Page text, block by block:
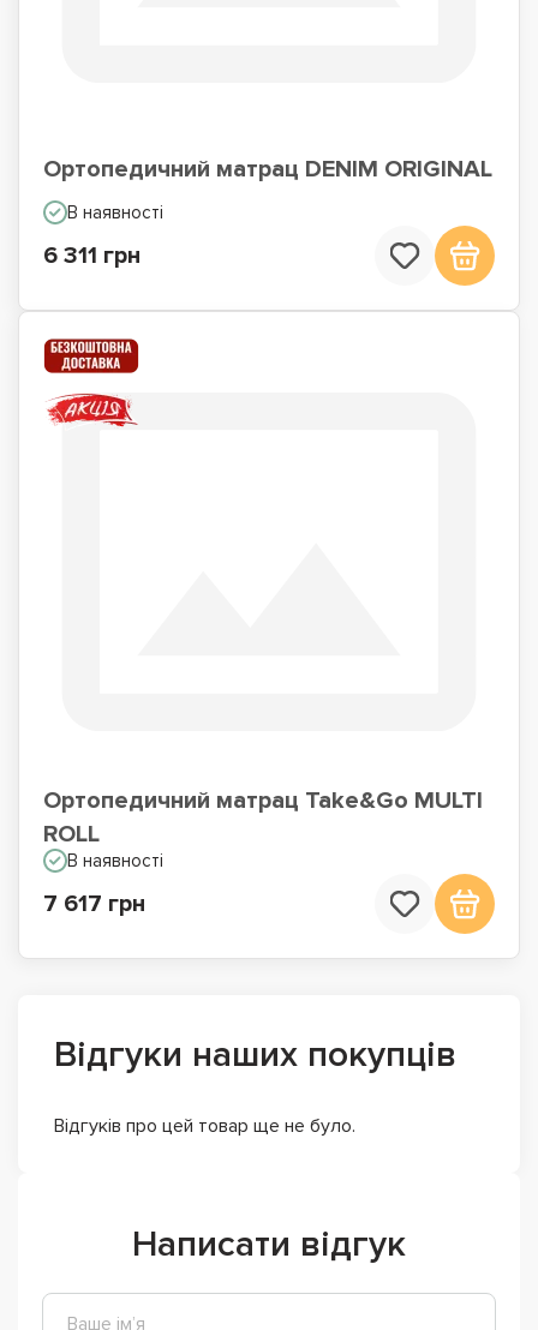
Ортопедичний матрац DENIM ORIGINAL
В наявності
6 311 грн
Ортопедичний матрац Take&Go MULTI
ROLL
В наявності
7 617 грн
Відгуки наших покупців
Відгуків про цей товар ще не було.
Написати відгук